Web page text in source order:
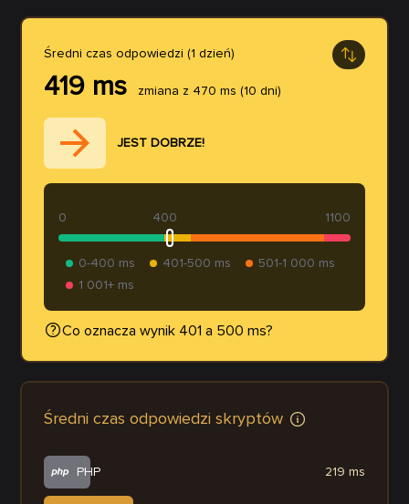
Średni czas odpowiedzi (1 dzień)
419 ms zmiana z 470 ms (10 dni)
JEST DOBRZE!
400
0 1100
0-400 ms 401-500 ms
501-1 000 ms
1 001+ ms
Co oznacza wynik 401 a 500 ms?
Średni czas odpowiedzi skryptów
PHP 219 ms